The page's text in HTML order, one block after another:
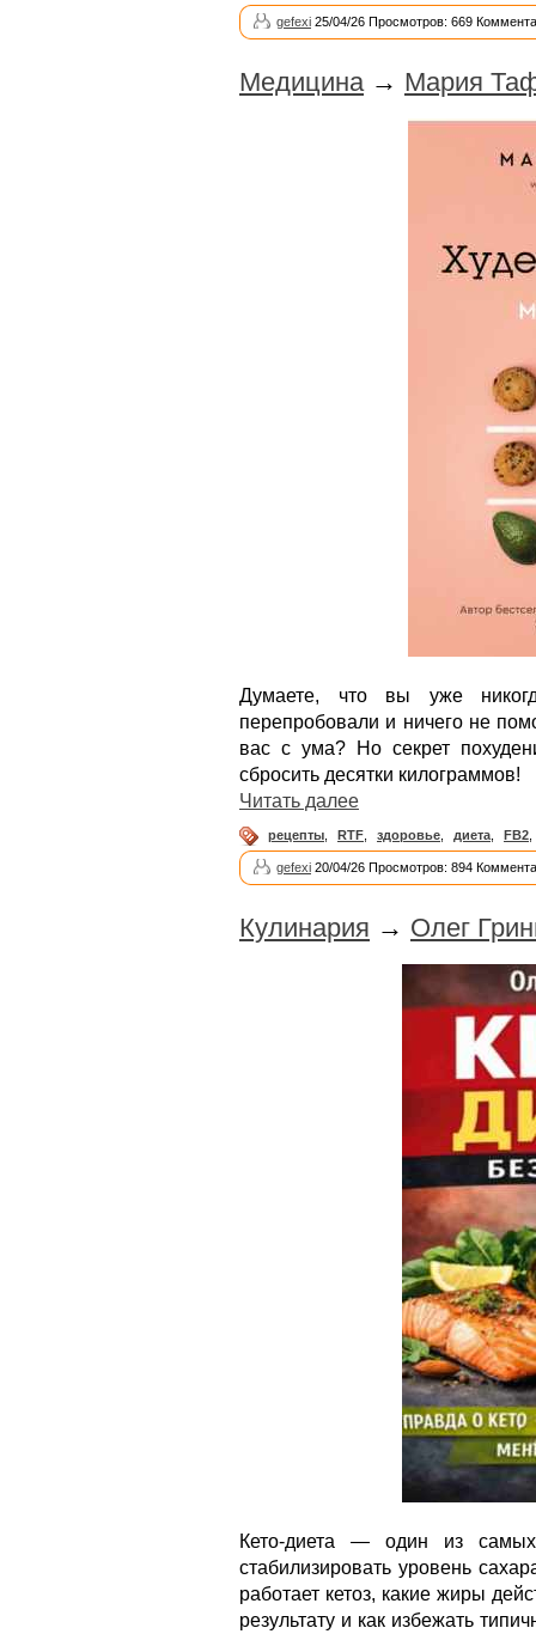
gefexi 25/04/26 Просмотров: 669
Медицина → Мария
Думаете, что вы уже
перепробовали и ничего не
вас с ума? Но секрет
сбросить десятки килограммов!
Читать далее
рецепты RTF здоровье диета FB2
gefexi 20/04/26 Просмотров: 894
Кулинария → Олег
Кето-диета — один из
стабилизировать уровень
работает кетоз, какие жиры
результату и как избежать